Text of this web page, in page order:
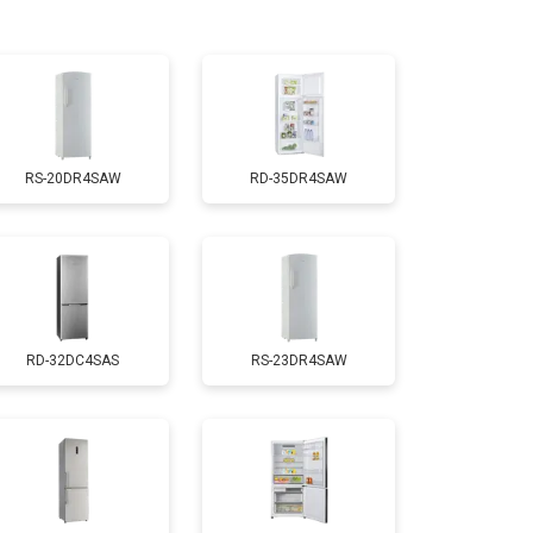
Заказать
1700 ₽ Заказать
Заказать
1700 ₽ Заказать
4750 ₽ Заказать
RS-20DR4SAW RD-35DR4SAW
RD-32DC4SAS RS-23DR4SAW